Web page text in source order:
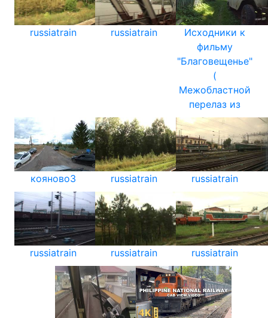
russiatrain russiatrain
Исходники к
фильму
"Благовещенье"
(
Межобластной
перелаз из
кояново3 russiatrain russiatrain
russiatrain russiatrain russiatrain